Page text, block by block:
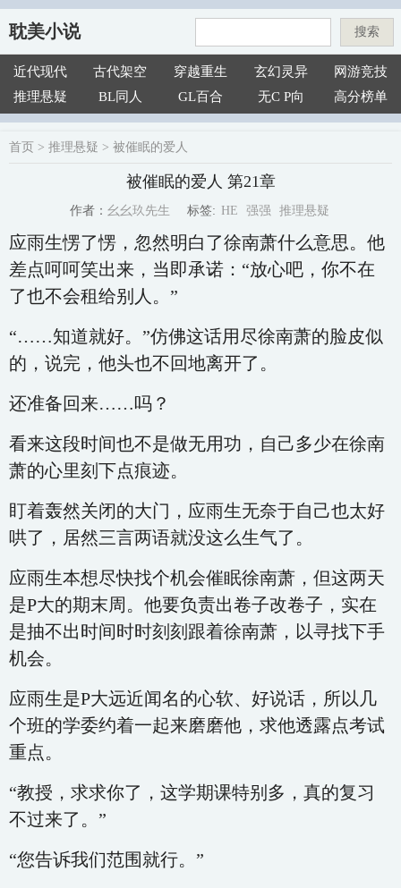
耽美小说 搜索
近代现代 古代架空 穿越重生 玄幻灵异
网游竞技
推理悬疑
BL同人 GL百合 无C P向 高分榜单
首页 > 推理悬疑 > 被催眠的爱人
被催眠的爱人 第21章
作者： 幺幺玖先生 标签: HE 强强 推理悬疑
应雨生愣了愣，忽然明白了徐南萧什么意思。他
差点呵呵笑出来，当即承诺：“放心吧，你不在
了也不会租给别人。”
“……知道就好。”仿佛这话用尽徐南萧的脸皮似
的，说完，他头也不回地离开了。
还准备回来……吗？
看来这段时间也不是做无用功，自己多少在徐南
萧的心里刻下点痕迹。
盯着轰然关闭的大门，应雨生无奈于自己也太好
哄了，居然三言两语就没这么生气了。
应雨生本想尽快找个机会催眠徐南萧，但这两天
是P大的期末周。他要负责出卷子改卷子，实在
是抽不出时间时时刻刻跟着徐南萧，以寻找下手
机会。
应雨生是P大远近闻名的心软、好说话，所以几
个班的学委约着一起来磨磨他，求他透露点考试
重点。
“教授，求求你了，这学期课特别多，真的复习
不过来了。”
“您告诉我们范围就行。”